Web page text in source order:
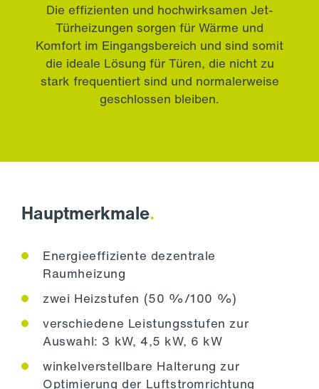
Die effizienten und hochwirksamen Jet-
Türheizungen sorgen für Wärme und
Komfort im Eingangsbereich und sind somit
die ideale Lösung für Türen, die nicht zu
stark frequentiert sind und normalerweise
geschlossen bleiben.
Hauptmerkmale.
Energieeffiziente dezentrale
Raumheizung
zwei Heizstufen (50 %/100 %)
verschiedene Leistungsstufen zur
Auswahl: 3 kW, 4,5 kW, 6 kW
winkelverstellbare Halterung zur
Optimierung der Luftstromrichtung